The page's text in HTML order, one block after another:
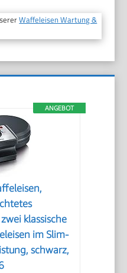
Waffeleisen Wartung &
ANGEBOT
klassische
im Slim-
schwarz,